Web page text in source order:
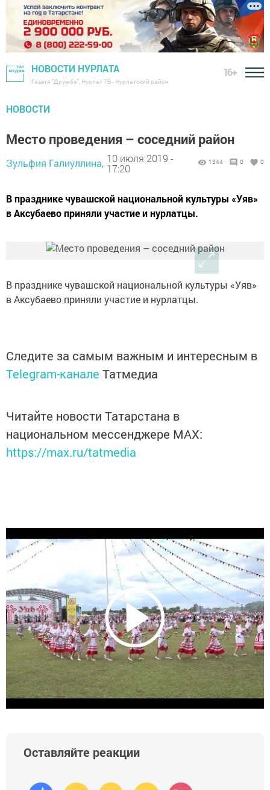
НОВОСТИ НУРЛАТА
Газета "Дружба", Нурлат ТВ - Нурлатский район
16+
НОВОСТИ
Место проведения – соседний район
Зульфия Галиуллина, 10 июля 2019 -
17:20
1344 0 0
В празднике чувашской национальной культуры «Уяв»
в Аксубаево приняли участие и нурлатцы.
В празднике чувашской национальной культуры «Уяв»
в Аксубаево приняли участие и нурлатцы.
Следите за самым важным и интересным в
Telegram-канале Татмедиа
Читайте новости Татарстана в
национальном мессенджере MАХ:
https://max.ru/tatmedia
Оставляйте реакции